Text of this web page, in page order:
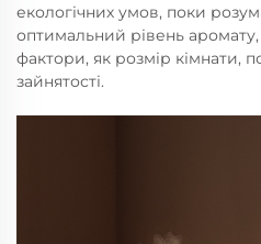
екологічних умов, поки
оптимальний рівень аромату,
фактори, як розмір кімнати,
зайнятості.